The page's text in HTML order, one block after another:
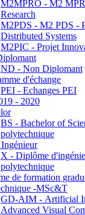
M2MPRO - M2
Research
M2PDS - M2 PDS -
Distributed Systems
M2PIC - Projet
ND - Non Diplomant
d'échange
PEI - Echanges PEI
- 2020
BS - Bachelor of
polytechnique
X - Diplôme
polytechnique
de formation
-MSc&T
GD-AIM - Artificial
Advanced Visual